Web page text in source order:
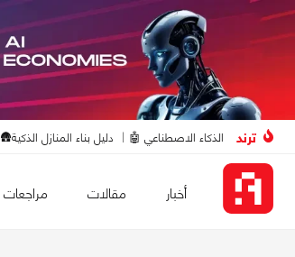
ترند الذكاء الاصطناعي 🤖 دليل بناء المنازل الذكية🛖
أخبار مقالات مراجعات